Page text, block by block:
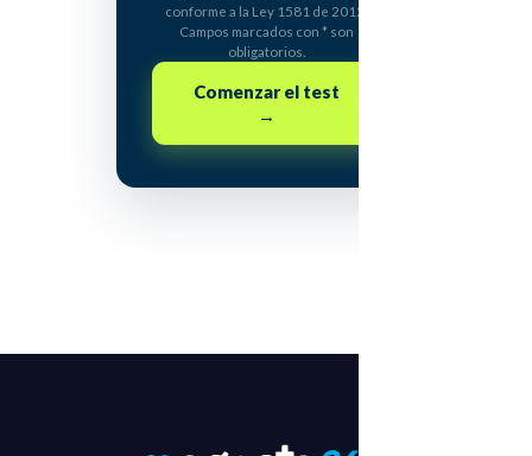
conforme a la Ley 1581 de 2012.
Campos marcados con * son
obligatorios.
Comenzar el test
→